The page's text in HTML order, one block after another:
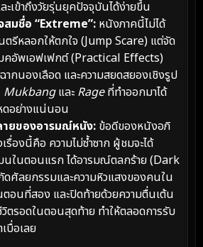
เข้าถึงวัยรุ่นยุคปัจจุบันได้ง่ายขึ้น
สมชื่อ “Extreme”: หนังภาคนี้ไม่ได้
ตรีหลอกให้ตกใจ (Jump Scare) แต่จัด
มคอัพเอฟเฟกต์ (Practical Effects)
ากนองเลือด และความสยดสยองเชิงรูป
MukbangและRageที่ทำออกมาได้
ดอย่างแน่นอน
ายของอารมณ์หนัง: ข้อดีของหนังอภิ
รื่องนี้คือ ความไม่ซ้ำซาก ผู้ชมจะได้
ในตอนแรก ได้อารมณ์ตลกร้าย (Dark
ศัลยกรรมและความหิวแสงของคนใน
อนที่สอง และปิดท้ายด้วยความตื่นเต้น
ตรอดในตอนสุดท้าย ทำให้ตลอดการรับ
บื่อเลย